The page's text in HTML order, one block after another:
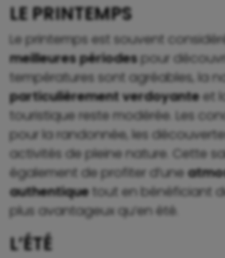
LE PRINTEMPS
Le printemps est souvent
meilleures périodespour
températures sont agréables, la
particulièrement verdoyanteet
touristique reste modérée. Les
pour la randonnée, les
activités de pleine nature. Cette
également de profiter d’une
authentique tout en bénéficiant
plus avantageux qu’en été.
L’ÉTÉ